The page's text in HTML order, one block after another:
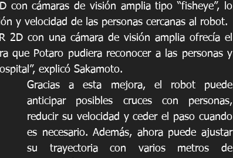
con cámaras de visión amplia tipo “fisheye”, lo
y velocidad de las personas cercanas al robot.
2D con una cámara de visión amplia ofrecía el
que Potaro pudiera reconocer a las personas y
explicó Sakamoto.
Gracias a esta mejora, el robot puede
anticipar posibles cruces con personas,
reducir su velocidad y ceder el paso cuando
es necesario. Además, ahora puede ajustar
su trayectoria con varios metros de